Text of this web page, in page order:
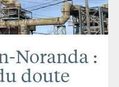
Noranda :
doute